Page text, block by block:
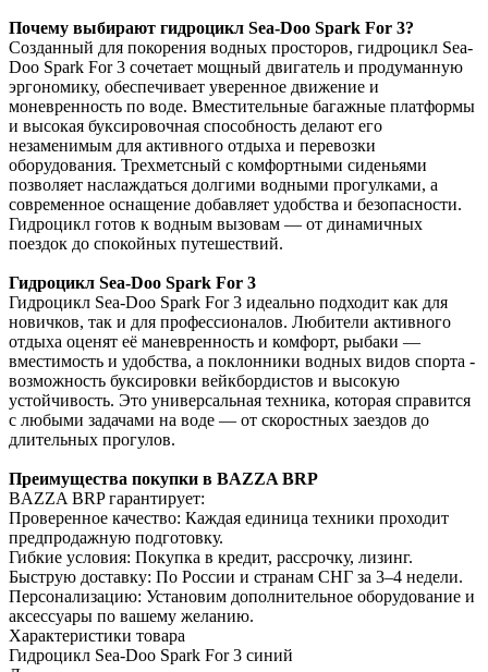
Почему выбирают гидроцикл Sea-Doo Spark For 3?
Созданный для покорения водных просторов, гидроцикл Sea-
Doo Spark For 3 сочетает мощный двигатель и продуманную
эргономику, обеспечивает уверенное движение и
моневренность по воде. Вместительные багажные платформы
и высокая буксировочная способность делают его
незаменимым для активного отдыха и перевозки
оборудования. Трехметсный с комфортными сиденьями
позволяет наслаждаться долгими водными прогулками, а
современное оснащение добавляет удобства и безопасности.
Гидроцикл готов к водным вызовам — от динамичных
поездок до спокойных путешествий.
Гидроцикл Sea-Doo Spark For 3
Гидроцикл Sea-Doo Spark For 3 идеально подходит как для
новичков, так и для профессионалов. Любители активного
отдыха оценят её маневренность и комфорт, рыбаки —
вместимость и удобства, а поклонники водных видов спорта -
возможность буксировки вейкбордистов и высокую
устойчивость. Это универсальная техника, которая справится
с любыми задачами на воде — от скоростных заездов до
длительных прогулов.
Преимущества покупки в BAZZA BRP
BAZZA BRP гарантирует:
Проверенное качество: Каждая единица техники проходит
предпродажную подготовку.
Гибкие условия: Покупка в кредит, рассрочку, лизинг.
Быструю доставку: По России и странам СНГ за 3–4 недели.
Персонализацию: Установим дополнительное оборудование и
аксессуары по вашему желанию.
Характеристики товара
Гидроцикл Sea-Doo Spark For 3 синий